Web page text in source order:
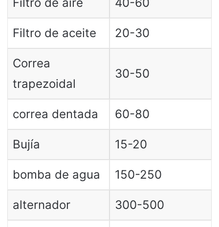
Filtro de aceite 20-30
Correa
trapezoidal
30-50
correa dentada 60-80
Bujía 15-20
bomba de agua 150-250
alternador 300-500